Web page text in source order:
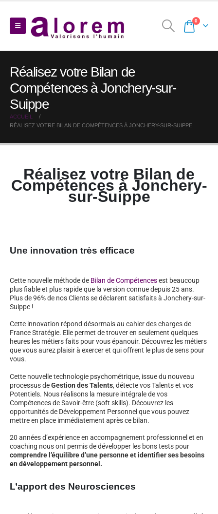
0
Réalisez votre Bilan de
Compétences à Jonchery-sur-
Suippe
ACCUEIL
RÉALISEZ VOTRE BILAN DE COMPÉTENCES À JONCHERY-SUR-SUIPPE
Réalisez votre Bilan de
Compétences à Jonchery-
sur-Suippe
Une innovation très efficace
Cette nouvelle méthode de Bilan de Compétencesest beaucoup
plus fiable et plus rapide que la version connue depuis 25 ans.
Plus de 96% de nos Clients se déclarent satisfaits à Jonchery-sur-
Suippe !
Cette innovation répond désormais au cahier des charges de
France Stratégie. Elle permet de trouver en seulement quelques
heures les métiers faits pour vous épanouir. Découvrez les métiers
que vous aurez plaisir à exercer et qui offrent le plus de sens pour
vous.
Cette nouvelle technologie psychométrique, issue du nouveau
processus deGestion des Talents, détecte vos Talents et vos
Potentiels. Nous réalisons la mesure intégrale de vos
Compétences de Savoir-être (soft skills). Découvrez les
opportunités de Développement Personnel que vous pouvez
mettre en place immédiatement après ce bilan.
20 années d’expérience en accompagnement professionnel et en
coaching nous ont permis de développer les bons tests pour
comprendre l’équilibre d’une personne et identifier ses besoins
en développement personnel.
L’apport des Neurosciences